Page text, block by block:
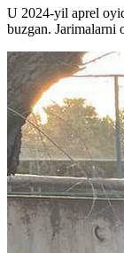
U 2024-yil aprel
buzgan. Jarimalarni